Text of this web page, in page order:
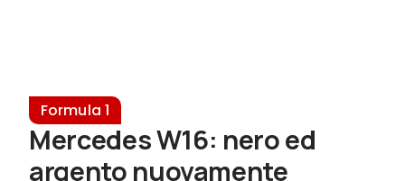
Formula 1
Mercedes W16: nero ed
argento nuovamente